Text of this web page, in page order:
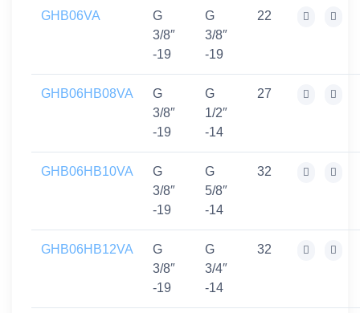
GHB06VA
G
3/8″
-19
G
3/8″
-19
22
GHB06HB08VA
G
3/8″
-19
G
1/2″
-14
27
GHB06HB10VA
G
3/8″
-19
G
5/8″
-14
32
GHB06HB12VA
G
3/8″
-19
G
3/4″
-14
32